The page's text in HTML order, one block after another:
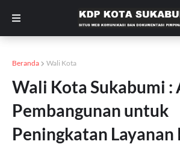
Beranda Wali Kota
Wali Kota Sukabumi :
Pembangunan untuk
Peningkatan